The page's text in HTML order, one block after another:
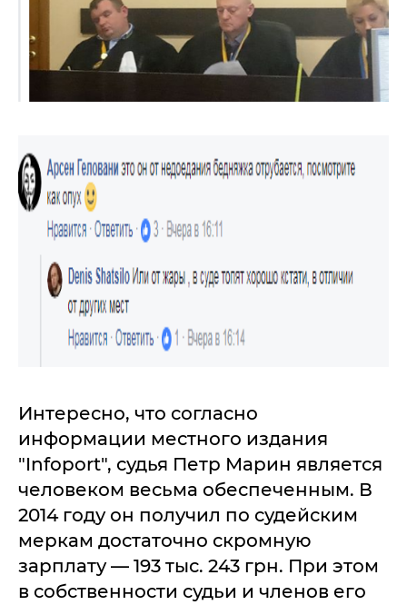
Интересно, что согласно
информации местного издания
"Infoport", судья Петр Марин является
человеком весьма обеспеченным. В
2014 году он получил по судейским
меркам достаточно скромную
зарплату — 193 тыс. 243 грн. При этом
в собственности судьи и членов его